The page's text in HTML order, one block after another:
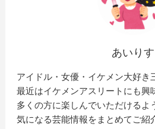
あいりす
アイドル・女優・イケメン大好
最近はイケメンアスリートにも興
多くの方に楽しんでいただけるよ
気になる芸能情報をまとめてご紹